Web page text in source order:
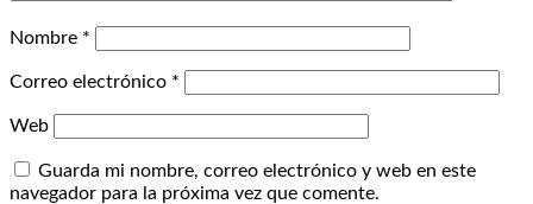
Nombre *
Correo electrónico *
Web
Guarda mi nombre, correo electrónico y web en este
navegador para la próxima vez que comente.